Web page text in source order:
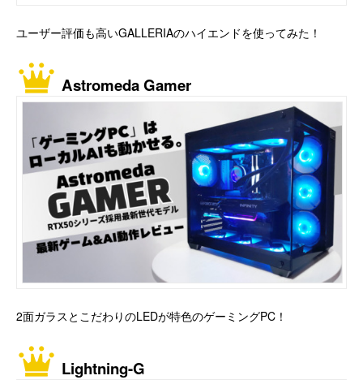
ユーザー評価も高いGALLERIAのハイエンドを使ってみた！
Astromeda Gamer
2面ガラスとこだわりのLEDが特色のゲーミングPC！
Lightning-G